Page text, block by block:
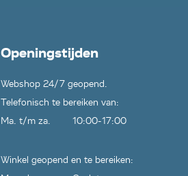
Openingstijden
Webshop 24/7 geopend.
Telefonisch te bereiken van:
Ma. t/m za.
10:00-17:00
Winkel geopend en te bereiken: